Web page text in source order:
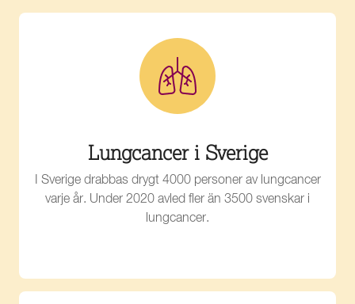
Lungcancer i Sverige
I Sverige drabbas drygt 4000 personer av lungcancer
varje år. Under 2020 avled fler än 3500 svenskar i
lungcancer.